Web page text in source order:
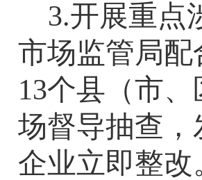
3.开展重点
市场监管局
13个县（市、
场督导抽查
企业立即整改